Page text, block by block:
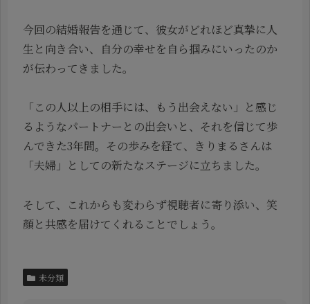
今回の結婚報告を通じて、彼女がどれほど真摯に人
生と向き合い、自分の幸せを自ら掴みにいったのか
が伝わってきました。
「この人以上の相手には、もう出会えない」と感じ
るようなパートナーとの出会いと、それを信じて歩
んできた3年間。その歩みを経て、きりまるさんは
「夫婦」としての新たなステージに立ちました。
そして、これからも変わらず視聴者に寄り添い、笑
顔と共感を届けてくれることでしょう。
未分類